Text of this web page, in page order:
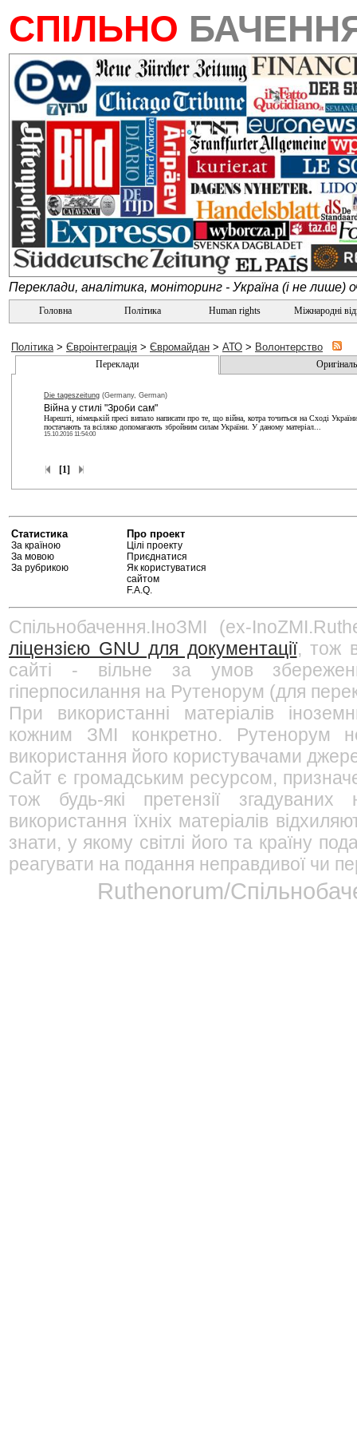
СПІЛЬНО
Переклади, аналітика, моніторинг - Україна (і не лише)
Головна Політика Human rights Міжнародні
Політика> Євроінтеграція > Євромайдан > АТО > Волонтерство
Переклади
Die tageszeitung (Germany, German)
Війна у стилі "Зроби сам"
Нарешті, німецькій пресі випало написати про те, що війна, котра точиться на Сході
постачають та всіляко допомагають збройним силам України. У даному матеріал...
15.10.2016 11:54:00
[1]
Статистика
За країною
За мовою
За рубрикою
Про проект
Цілі проекту
Приєднатися
Як користуватися
сайтом
F.A.Q.
Спільнобачення.ІноЗМІ (ex-
ліцензією GNU для документації, тож
сайті - вільне за умов
гіперпосилання на Рутенорум (для
При використанні матеріалів
кожним ЗМІ конкретно. Рутенорум
використання його користувачами
Сайт є громадським ресурсом,
тож будь-які претензії
використання їхніх матеріалів
знати, у якому світлі його та країну
реагувати на подання неправдивої чи
Ruthenorum/